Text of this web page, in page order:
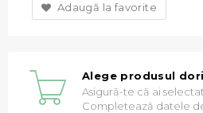
Adaugă la favorite
Alege produsul
Asigură-te că ai
Completează datele